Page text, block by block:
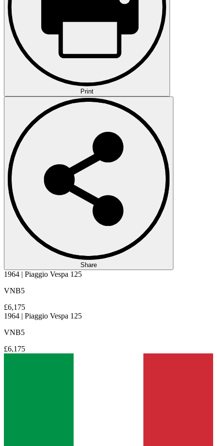
Print
Share
1964 | Piaggio Vespa 125
VNB5
£6,175
1964 | Piaggio Vespa 125
VNB5
£6,175